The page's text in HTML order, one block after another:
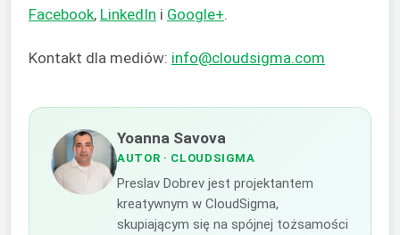
Facebook, LinkedIn i Google+.
Kontakt dla mediów: info@cloudsigma.com
Yoanna Savova
AUTOR · CLOUDSIGMA
Preslav Dobrev jest projektantem
kreatywnym w CloudSigma,
skupiającym się na spójnej tożsamości